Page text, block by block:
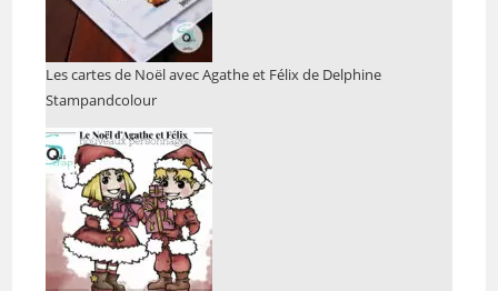
Les cartes de Noël avec Agathe et Félix de Delphine
Stampandcolour